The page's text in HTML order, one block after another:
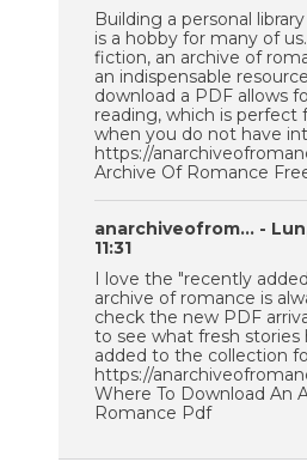
Building a personal
is a hobby for many of
fiction, an archive of
an indispensable
download a PDF allows
reading, which is perfect
when you do not have
https://
Archive Of Romance
anarchiveofrom… -
11:31
I love the "recently
archive of romance is
check the new PDF
to see what fresh stories
added to the collection
https://
Where To Download An
Romance Pdf